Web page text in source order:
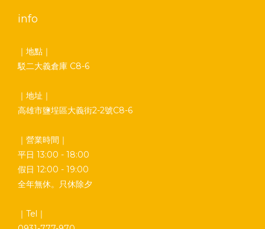
info
｜地點｜
駁二大義倉庫 C8-6
｜地址｜
高雄市鹽埕區大義街2-2號C8-6
｜營業時間｜
平日 13:00 - 18:00
假日 12:00 - 19:00
全年無休。只休除夕
｜Tel｜